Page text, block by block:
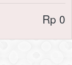
Rp 0